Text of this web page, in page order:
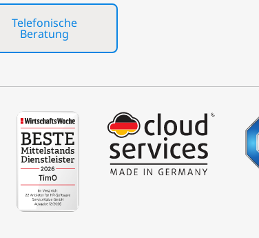
Telefonische
Beratung